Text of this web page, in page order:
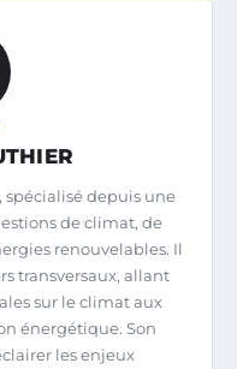
depuis une
de climat, de
renouvelables. Il
transversaux, allant
sur le climat aux
énergétique. Son
les enjeux